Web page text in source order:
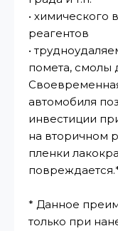
• химического
реагентов
•
помета, смолы
автомобиля
инвестиции
на вторичном
пленки
* Данное
только при